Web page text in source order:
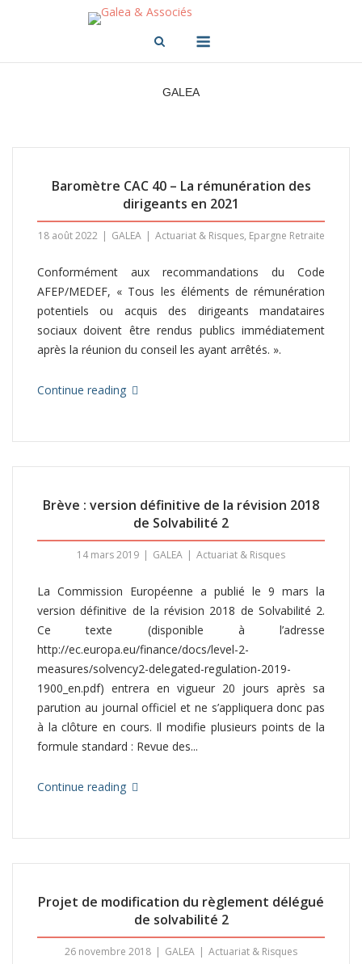
GALEA
Baromètre CAC 40 – La rémunération des
dirigeants en 2021
18 août 2022 GALEA Actuariat & Risques, Epargne Retraite
Conformément aux recommandations du Code
AFEP/MEDEF, « Tous les éléments de rémunération
potentiels ou acquis des dirigeants mandataires
sociaux doivent être rendus publics immédiatement
après la réunion du conseil les ayant arrêtés. ».
Continue reading
Brève : version définitive de la révision 2018
de Solvabilité 2
14 mars 2019 GALEA Actuariat & Risques
La Commission Européenne a publié le 9 mars la
version définitive de la révision 2018 de Solvabilité 2.
Ce texte (disponible à l’adresse
http://ec.europa.eu/finance/docs/level-2-
measures/solvency2-delegated-regulation-2019-
1900_en.pdf) entrera en vigueur 20 jours après sa
parution au journal officiel et ne s’appliquera donc pas
à la clôture en cours. Il modifie plusieurs points de la
formule standard : Revue des...
Continue reading
Projet de modification du règlement délégué
de solvabilité 2
26 novembre 2018 GALEA Actuariat & Risques